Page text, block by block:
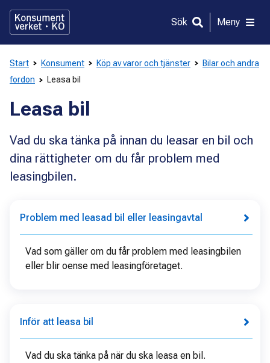
direkt
innehållet
Sök Meny
Start Konsument Köp av varor och tjänster
Bilar och andra
fordon
Leasa bil
Leasa bil
Vad du ska tänka på innan du leasar en bil och
dina rättigheter om du får problem med
leasingbilen.
Problem med leasad bil eller leasingavtal
Vad som gäller om du får problem med leasingbilen
eller blir oense med leasingföretaget.
Inför att leasa bil
Vad du ska tänka på när du ska leasa en bil.